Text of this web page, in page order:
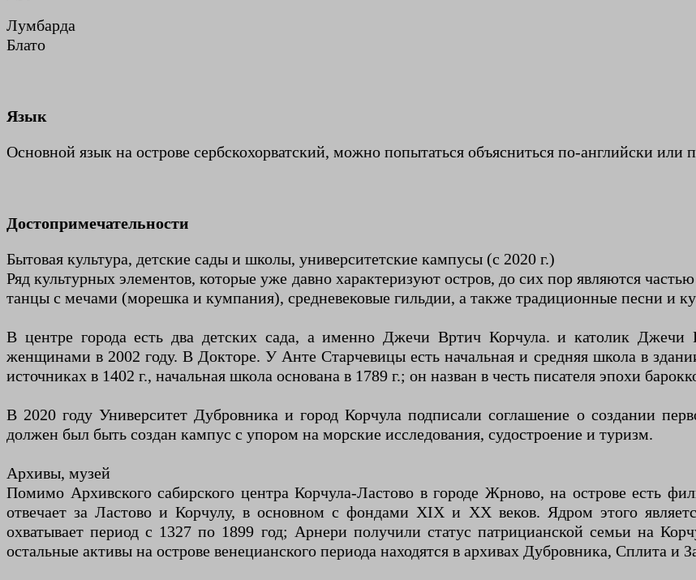
Лумбарда
Блато
Язык
Основной язык на острове сербскохорватский, можно попытаться объясниться по-английски или
Достопримечательности
Бытовая культура, детские сады и школы, университетские кампусы (с 2020 г.)
Ряд культурных элементов, которые уже давно характеризуют остров, до сих пор являются
танцы с мечами (морешка и кумпания), средневековые гильдии, а также традиционные песни и
В центре города есть два детских сада, а именно Джечи Вртич Корчула. и католик
женщинами в 2002 году. В Докторе. У Анте Старчевицы есть начальная и средняя школа в
источниках в 1402 г., начальная школа основана в 1789 г.; он назван в честь писателя эпохи
В 2020 году Университет Дубровника и город Корчула подписали соглашение о создании
должен был быть создан кампус с упором на морские исследования, судостроение и туризм.
Архивы, музей
Помимо Архивского сабирского центра Корчула-Ластово в городе Жрново, на острове есть
отвечает за Ластово и Корчулу, в основном с фондами XIX и XX веков. Ядром этого
охватывает период с 1327 по 1899 год; Арнери получили статус патрицианской семьи на
остальные активы на острове венецианского периода находятся в архивах Дубровника, Сплита и